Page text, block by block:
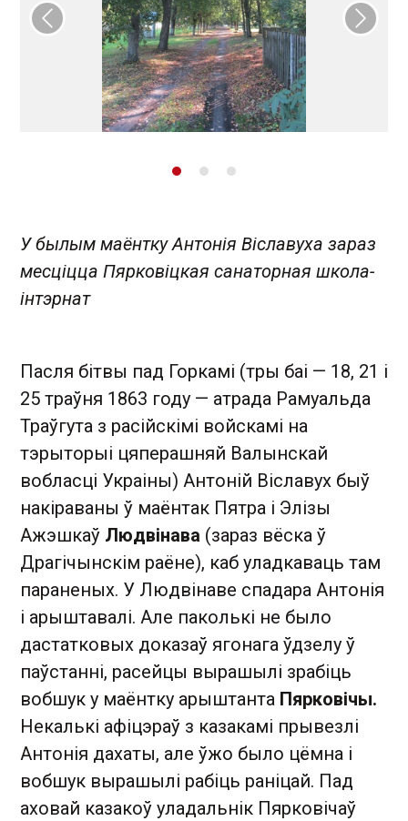
Папярэдні слайд
У былым маёнтку Антонія Віславуха зараз
месціцца Пярковіцкая санаторная школа-
інтэрнат
Пасля бітвы пад Горкамі (тры баі — 18, 21 і
25 траўня 1863 году — атрада Рамуальда
Траўгута з расійскімі войскамі на
тэрыторыі цяперашняй Валынскай
вобласці Украіны) Антоній Віславух быў
накіраваны ў маёнтак Пятра і Элізы
Ажэшкаў Людвінава (зараз вёска ў
Драгічынскім раёне), каб уладкаваць там
параненых. У Людвінаве спадара Антонія
і арыштавалі. Але паколькі не было
дастатковых доказаў ягонага ўдзелу ў
паўстанні, расейцы вырашылі зрабіць
вобшук у маёнтку арыштанта Пярковічы.
Некалькі афіцэраў з казакамі прывезлі
Антонія дахаты, але ўжо было цёмна і
вобшук вырашылі рабіць раніцай. Пад
аховай казакоў уладальнік Пярковічаў